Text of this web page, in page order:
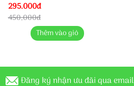
295.000đ
450,000đ
Thêm vào giỏ
Đăng ký nhận ưu đãi qua email